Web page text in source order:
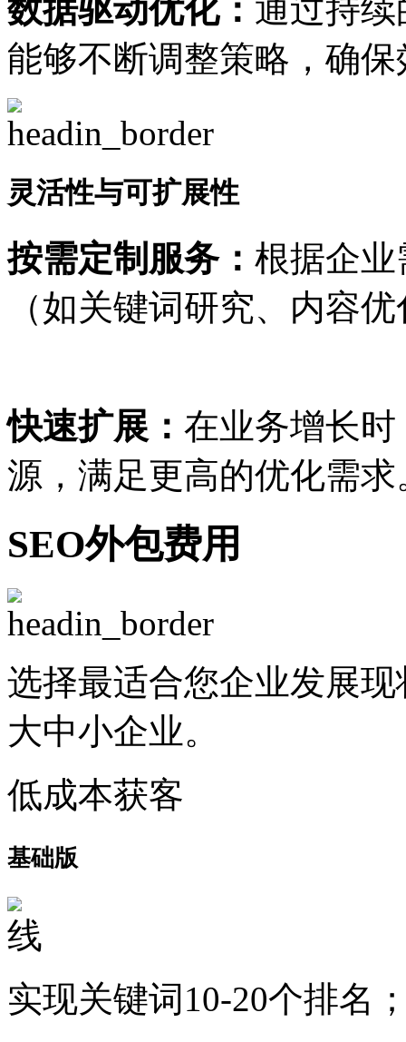
数据驱动优化： 通过持
能够不断调整策略，确
灵活性与可扩展性
按需定制服务： 根据企业
（如关键词研究、内容
快速扩展： 在业务增长
源，满足更高的优化需求
SEO外包费用
选择最适合您企业发展
大中小企业。
低成本获客
基础版
实现关键词10-20个排名